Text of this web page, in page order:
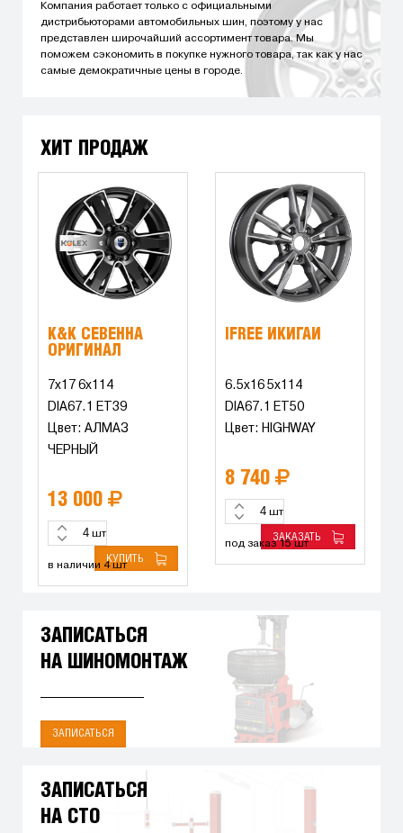
Компания работает только с официальными
дистрибьюторами автомобильных шин, поэтому у нас
представлен широчайший ассортимент товара. Мы
поможем сэкономить в покупке нужного товара, так как у нас
самые демократичные цены в городе.
ХИТ ПРОДАЖ
K&K СЕВЕННА
ОРИГИНАЛ
7x17 6x114
DIA67.1 ET39
Цвет: АЛМАЗ
ЧЕРНЫЙ
13 000
шт
КУПИТЬ
в наличии 4 шт
IFREE ИКИГАЙ
6.5x16 5x114
DIA67.1 ET50
Цвет: HIGHWAY
8 740
шт
ЗАКАЗАТЬ
под заказ 15 шт
ЗАПИСАТЬСЯ
НА ШИНОМОНТАЖ
ЗАПИСАТЬСЯ
ЗАПИСАТЬСЯ
НА СТО